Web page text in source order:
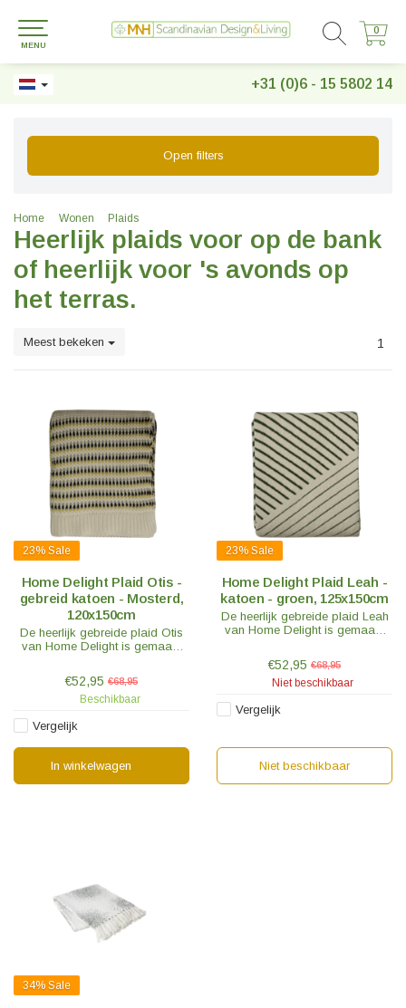
+31 (0)6 - 15 5802 14
0
0
MENU
Open filters
Home Wonen Plaids
Heerlijk plaids voor op de bank
of heerlijk voor 's avonds op
het terras.
Meest bekeken 1
23% Sale
Home Delight Plaid Otis -
gebreid katoen - Mosterd,
120x150cm
De heerlijk gebreide plaid Otis
van Home Delight is gemaakt
een mosterd gekleurd streep
patroon. Kruip lekker onder dit
plaid!
€52,95 €68,95
Beschikbaar
Vergelijk
In winkelwagen
23% Sale
Home Delight Plaid Leah -
katoen - groen, 125x150cm
De heerlijk gebreide plaid Leah
van Home Delight is gemaakt
een mooi groen gestreept
patroon. Kruip lekker onder dit
plaid!
€52,95 €68,95
Niet beschikbaar
Vergelijk
Niet beschikbaar
34% Sale